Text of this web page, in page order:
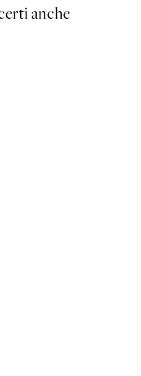
anche